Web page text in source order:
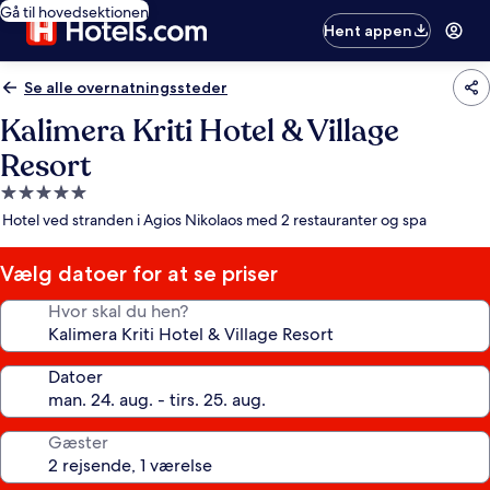
Gå til hovedsektionen
Hent appen
Se alle overnatningssteder
Kalimera Kriti Hotel & Village
Resort
5.0-
stjernet
Hotel ved stranden i Agios Nikolaos med 2 restauranter og spa
Vælg datoer for at se priser
Hvor skal du hen?
Datoer
Gæster